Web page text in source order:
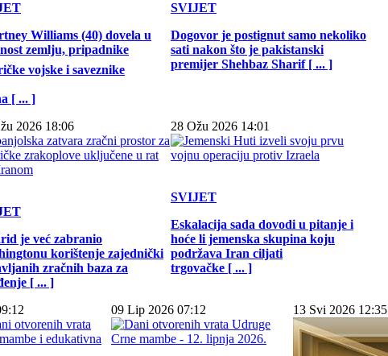
Williams (40) dovela u
zemlju, pripadnike
vojske i saveznike
[ ... ]
SVIJET
Dogovor je postignut samo nekoliko
sati nakon što je pakistanski
premijer Shehbaz Sharif [ ... ]
2026 18:06
je već zabranio
korištenje zajednički
zračnih baza za
[ ... ]
28 Ožu 2026 14:01
SVIJET
Eskalacija sada dovodi u pitanje i
hoće li jemenska skupina koju
podržava Iran ciljati
trgovačke [ ... ]
09 Lip 2026 07:12 13 Svi 2026 12:35